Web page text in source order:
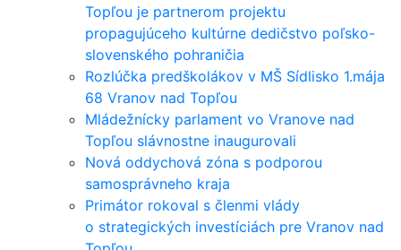
Topľou je partnerom projektu
propagujúceho kultúrne dedičstvo poľsko-
slovenského pohraničia
Rozlúčka predškolákov v MŠ Sídlisko 1.mája
68 Vranov nad Topľou
Mládežnícky parlament vo Vranove nad
Topľou slávnostne inaugurovali
Nová oddychová zóna s podporou
samosprávneho kraja
Primátor rokoval s členmi vlády
o strategických investíciách pre Vranov nad